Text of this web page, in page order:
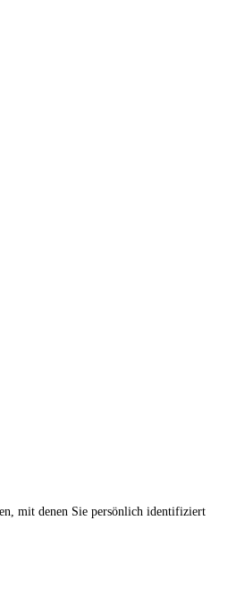
mit denen Sie persönlich identifiziert